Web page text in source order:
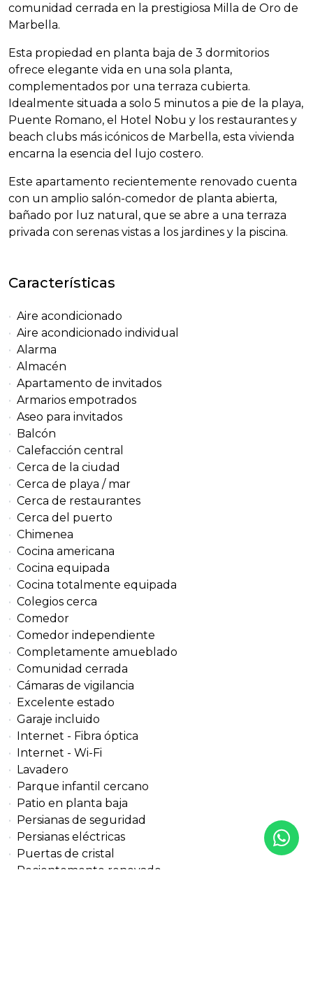
comunidad cerrada en la prestigiosa Milla de Oro de
Marbella.
Esta propiedad en planta baja de 3 dormitorios
ofrece elegante vida en una sola planta,
complementados por una terraza cubierta.
Idealmente situada a solo 5 minutos a pie de la playa,
Puente Romano, el Hotel Nobu y los restaurantes y
beach clubs más icónicos de Marbella, esta vivienda
encarna la esencia del lujo costero.
Este apartamento recientemente renovado cuenta
con un amplio salón-comedor de planta abierta,
bañado por luz natural, que se abre a una terraza
privada con serenas vistas a los jardines y la piscina.
Características
Aire acondicionado
Aire acondicionado individual
Alarma
Almacén
Apartamento de invitados
Armarios empotrados
Aseo para invitados
Balcón
Calefacción central
Cerca de la ciudad
Cerca de playa / mar
Cerca de restaurantes
Cerca del puerto
Chimenea
Cocina americana
Cocina equipada
Cocina totalmente equipada
Colegios cerca
Comedor
Comedor independiente
Completamente amueblado
Comunidad cerrada
Cámaras de vigilancia
Excelente estado
Garaje incluido
Internet - Fibra óptica
Internet - Wi-Fi
Lavadero
Parque infantil cercano
Patio en planta baja
Persianas de seguridad
Persianas eléctricas
Puertas de cristal
Recientemente renovado